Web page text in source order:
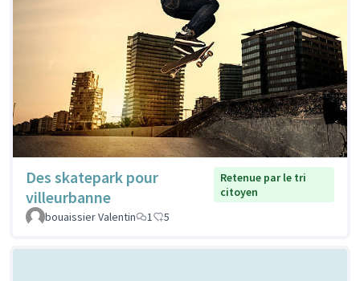
Des skatepark pour
villeurbanne
Retenue par le tri
citoyen
bouaissier Valentin
1 5